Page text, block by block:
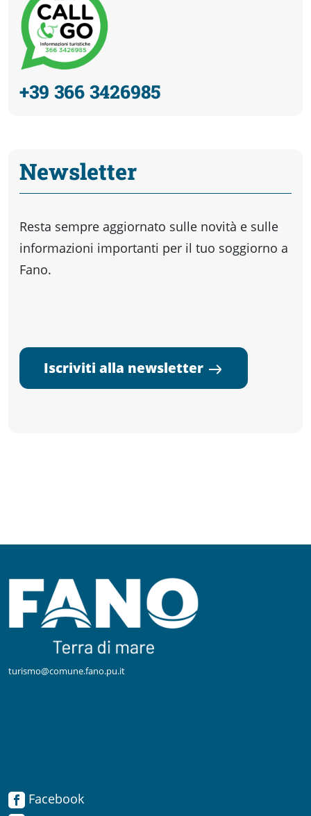
+39 366 3426985
Newsletter
Resta sempre aggiornato sulle novità e sulle
informazioni importanti per il tuo soggiorno a
Fano.
Iscriviti alla newsletter
turismo@comune.fano.pu.it
Facebook